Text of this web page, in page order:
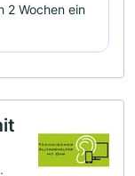
2 Wochen ein